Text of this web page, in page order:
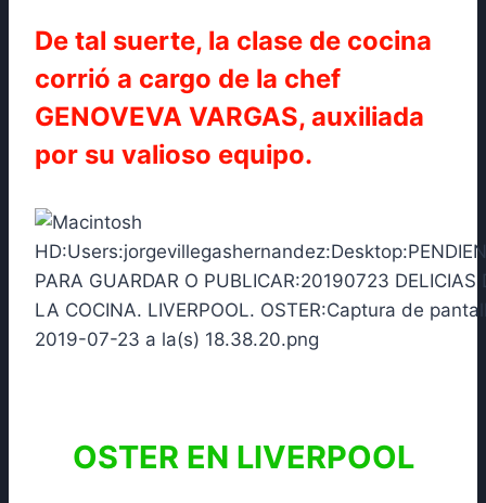
De tal suerte, la clase de cocina
corrió a cargo de la chef
GENOVEVA VARGAS, auxiliada
por su valioso equipo.
OSTER EN LIVERPOOL